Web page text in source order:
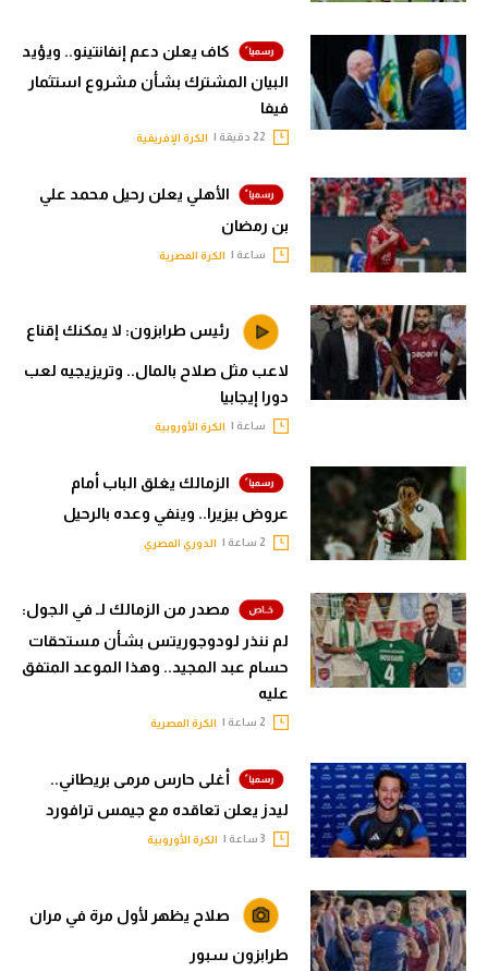
كاف يعلن دعم إنفانتينو.. ويؤيد
البيان المشترك بشأن مشروع استثمار
فيفا
الكرة الإفريقية
الأهلي يعلن رحيل محمد علي
بن رمضان
ساعة | الكرة المصرية
رئيس طرابزون: لا يمكنك إقناع
لاعب مثل صلاح بالمال.. وتريزيجيه لعب
دورا إيجابيا
ساعة | الكرة الأوروبية
الزمالك يغلق الباب أمام
عروض بيزيرا.. وينفي وعده بالرحيل
الدوري المصري
مصدر من الزمالك لـ في الجول:
لم ننذر لودوجوريتس بشأن مستحقات
حسام عبد المجيد.. وهذا الموعد المتفق
عليه
الكرة المصرية
أغلى حارس مرمى بريطاني..
ليدز يعلن تعاقده مع جيمس ترافورد
الكرة الأوروبية
صلاح يظهر لأول مرة في مران
طرابزون سبور